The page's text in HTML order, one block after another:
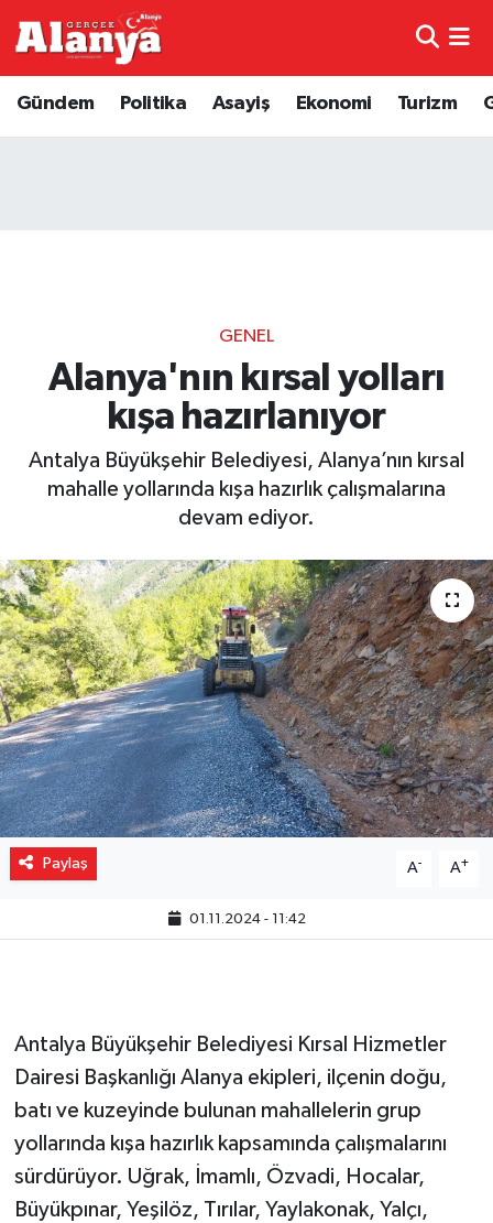
Gündem Politika Asayiş Ekonomi Turizm
GENEL
Alanya'nın kırsal yolları
kışa hazırlanıyor
Antalya Büyükşehir Belediyesi, Alanya’nın kırsal
mahalle yollarında kışa hazırlık çalışmalarına
devam ediyor.
Paylaş A- A+
01.11.2024 - 11:42
Antalya Büyükşehir Belediyesi Kırsal Hizmetler
Dairesi Başkanlığı Alanya ekipleri, ilçenin doğu,
batı ve kuzeyinde bulunan mahallelerin grup
yollarında kışa hazırlık kapsamında çalışmalarını
sürdürüyor. Uğrak, İmamlı, Özvadi, Hocalar,
Büyükpınar, Yeşilöz, Tırılar, Yaylakonak, Yalçı,
Genel
Diğer
Dünya
Ekonomi
Gizlilik İlkeleri - Privacy Policy
Güncel
Gündem
Politika
Spor
Turizm
Trafik Durumu
Haber Arşivi